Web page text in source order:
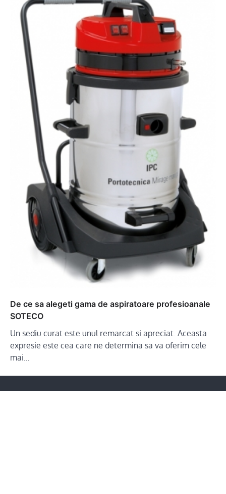
De ce sa alegeti gama de aspiratoare profesioanale
SOTECO
Un sediu curat este unul remarcat si apreciat. Aceasta
expresie este cea care ne determina sa va oferim cele
mai…